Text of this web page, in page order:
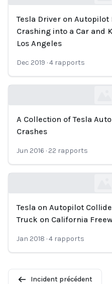
Loading...
Tesla Driver on Autopilot
Crashing into a Car and
Los Angeles
Dec 2019 ·4 rapports
Loading...
A Collection of Tesla
Crashes
Jun 2016 · 22 rapports
Loading...
Tesla on Autopilot
Truck on California
Jan 2018 ·4 rapports
Incident précédent